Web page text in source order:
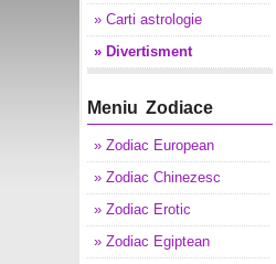
» Carti astrologie
» Divertisment
Meniu Zodiace
» Zodiac European
» Zodiac Chinezesc
» Zodiac Erotic
» Zodiac Egiptean